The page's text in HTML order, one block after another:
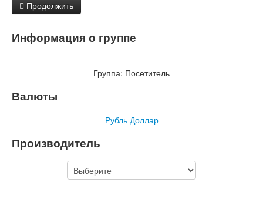
Продолжить
Информация о группе
Группа: Посетитель
Валюты
Рубль Доллар
Производитель